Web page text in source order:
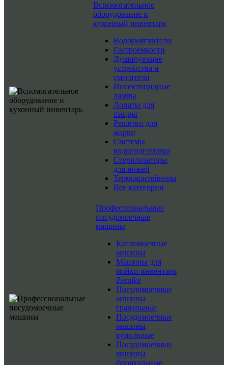
Вспомогательное
оборудование и
кухонный инвентарь
Водоумягчители
Гастроемкости
Душирующие
устройства и
смесители
Инсектицидные
лампы
Лопаты для
пиццы
Решетки для
жарки
Системы
водоподготовки
Стерилизаторы
для ножей
Термоконтейнеры
Все категории
Профессиональные
посудомоечные
машины
Котломоечные
машины
Машины для
мойки инвентаря
Zernike
Посудомоечные
машины
гранульные
Посудомоечные
машины
купольные
Посудомоечные
машины
фронтальные